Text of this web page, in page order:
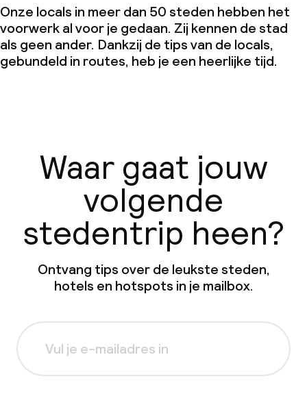
Onze locals in meer dan 50 steden hebben het
voorwerk al voor je gedaan. Zij kennen de stad
als geen ander. Dankzij de tips van de locals,
gebundeld in routes, heb je een heerlijke tijd.
Waar gaat jouw
volgende
stedentrip heen?
Ontvang tips over de leukste steden,
hotels en hotspots in je mailbox.